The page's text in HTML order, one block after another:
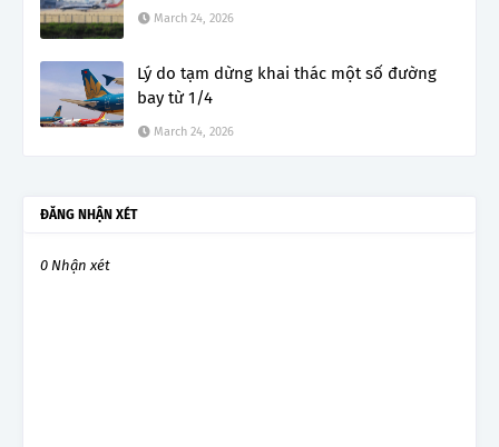
March 24, 2026
Lý do tạm dừng khai thác một số đường
bay từ 1/4
March 24, 2026
ĐĂNG NHẬN XÉT
0 Nhận xét